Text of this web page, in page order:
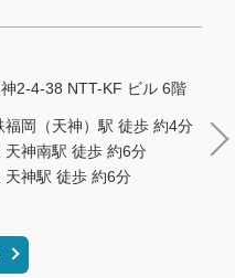
2-4-38 NTT-KF ビル 6階
岡（天神）駅 徒歩 約4分
神南駅 徒歩 約6分
天神駅 徒歩 約6分